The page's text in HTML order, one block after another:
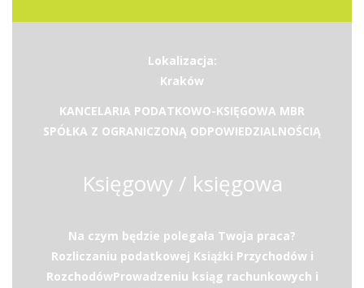
Lokalizacja:
Kraków
KANCELARIA PODATKOWO-KSIĘGOWA MBR
SPÓŁKA Z OGRANICZONĄ ODPOWIEDZIALNOŚCIĄ
Księgowy / księgowa
Na czym będzie polegała Twoja praca?
Rozliczaniu podatkowej Książki Przychodów i
RozchodówProwadzeniu ksiąg rachunkowych i